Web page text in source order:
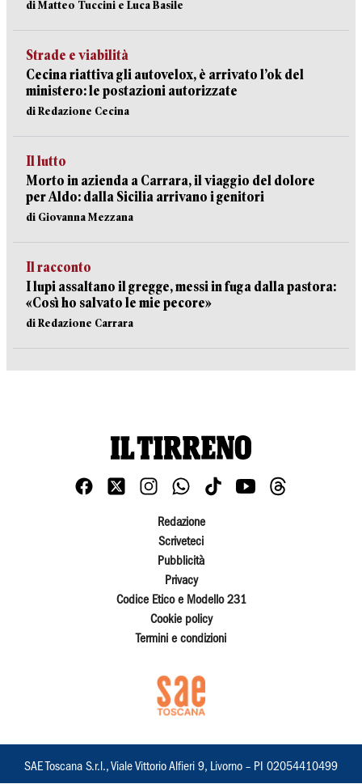
di Matteo Tuccini e Luca Basile
Strade e viabilità
Cecina riattiva gli autovelox, è arrivato l’ok del
ministero: le postazioni autorizzate
di Redazione Cecina
Il lutto
Morto in azienda a Carrara, il viaggio del dolore
per Aldo: dalla Sicilia arrivano i genitori
di Giovanna Mezzana
Il racconto
I lupi assaltano il gregge, messi in fuga dalla pastora:
«Così ho salvato le mie pecore»
di Redazione Carrara
Redazione
Scriveteci
Pubblicità
Privacy
Codice Etico e Modello 231
Cookie policy
Termini e condizioni
SAE Toscana S.r.l., Viale Vittorio Alfieri 9, Livorno – PI 02054410499